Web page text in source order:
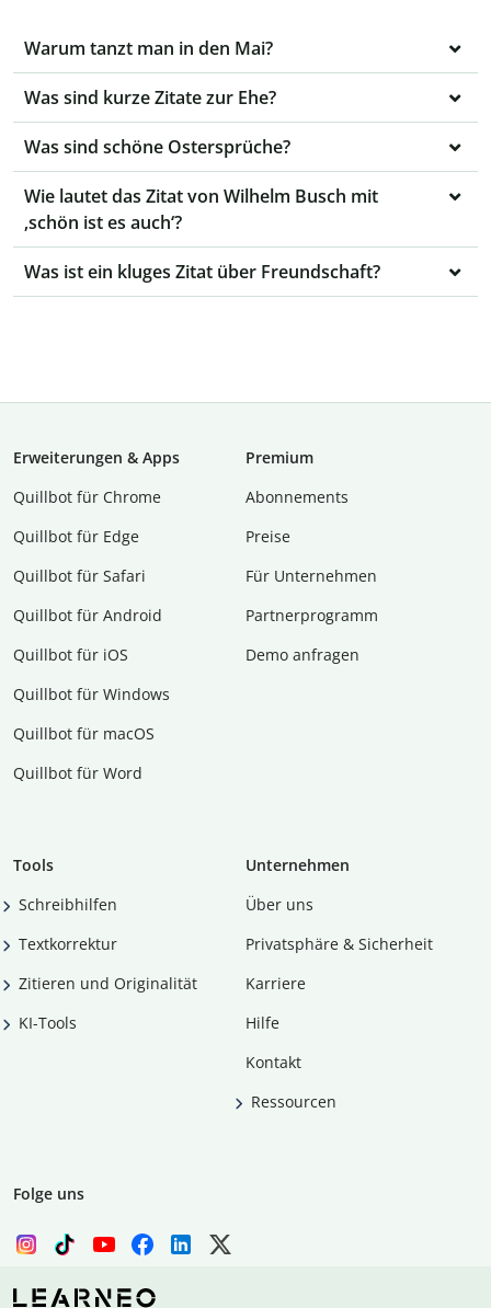
Warum tanzt man in den Mai?
Was sind kurze Zitate zur Ehe?
Was sind schöne Ostersprüche?
Wie lautet das Zitat von Wilhelm Busch mit
‚schön ist es auch‘?
Was ist ein kluges Zitat über Freundschaft?
Erweiterungen & Apps
Quillbot für Chrome
Quillbot für Edge
Quillbot für Safari
Quillbot für Android
Quillbot für iOS
Quillbot für Windows
Quillbot für macOS
Quillbot für Word
Premium
Abon­ne­ments
Preise
Für Unternehmen
Partnerprogramm
Demo anfragen
Tools
Schreibhilfen
Textkorrektur
Zitieren und Originalität
KI-Tools
Unternehmen
Über uns
Privatsphäre & Sicherheit
Karriere
Hilfe
Kontakt
Ressourcen
Folge uns